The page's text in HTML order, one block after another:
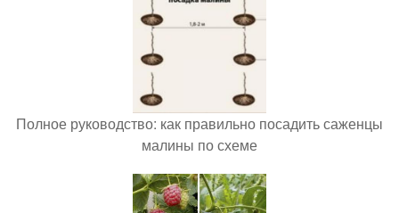
Полное руководство: как правильно посадить саженцы
малины по схеме